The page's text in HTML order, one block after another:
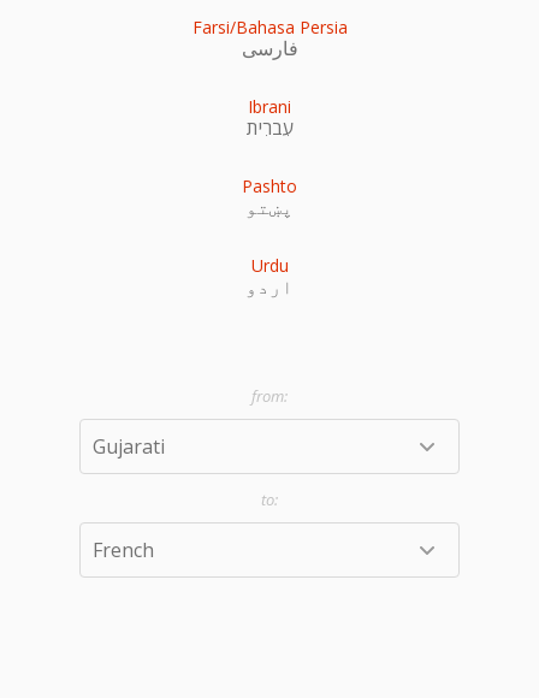
Farsi/Bahasa Persia
فارسی
Ibrani
עִברִית
Pashto
پښتو
Urdu
اردو